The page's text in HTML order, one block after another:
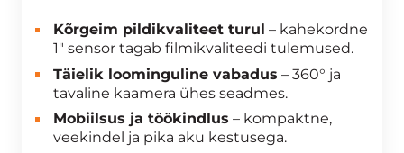
Kõrgeim pildikvaliteet turul – kahekordne
1″ sensor tagab filmikvaliteedi tulemused.
Täielik loominguline vabadus – 360° ja
tavaline kaamera ühes seadmes.
Mobiilsus ja töökindlus – kompaktne,
veekindel ja pika aku kestusega.